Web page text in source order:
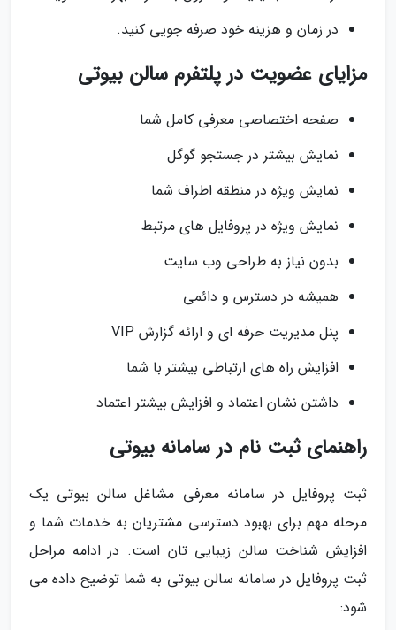
در زمان و هزینه خود صرفه جویی کنید.
مزایای عضویت در پلتفرم سالن بیوتی
صفحه اختصاصی معرفی کامل شما
نمایش بیشتر در جستجو گوگل
نمایش ویژه در منطقه اطراف شما
نمایش ویژه در پروفایل های مرتبط
بدون نیاز به طراحی وب سایت
همیشه در دسترس و دائمی
پنل مدیریت حرفه ای و ارائه گزارش VIP
افزایش راه های ارتباطی بیشتر با شما
داشتن نشان اعتماد و افزایش بیشتر اعتماد
راهنمای ثبت نام در سامانه بیوتی
ثبت پروفایل در سامانه معرفی مشاغل سالن بیوتی یک
مرحله مهم برای بهبود دسترسی مشتریان به خدمات شما و
افزایش شناخت سالن زیبایی تان است. در ادامه مراحل
ثبت پروفایل در سامانه سالن بیوتی به شما توضیح داده می
شود: